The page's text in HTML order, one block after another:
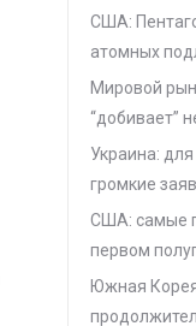
США:
атомных
Мировой
“добивает”
Украина:
громкие
США: самые
первом
Южная